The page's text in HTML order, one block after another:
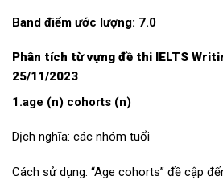
Band điểm ước lượng: 7.0
Phân tích từ vựng đề thi IELTS
25/11/2023
1.age (n) cohorts (n)
Dịch nghĩa: các nhóm tuổi
Cách sử dụng: “Age cohorts” đề cập